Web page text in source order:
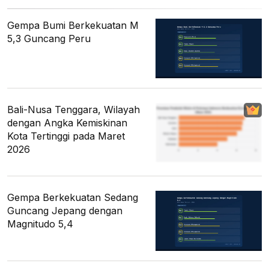
Gempa Bumi Berkekuatan M
5,3 Guncang Peru
Bali-Nusa Tenggara, Wilayah
dengan Angka Kemiskinan
Kota Tertinggi pada Maret
2026
Gempa Berkekuatan Sedang
Guncang Jepang dengan
Magnitudo 5,4